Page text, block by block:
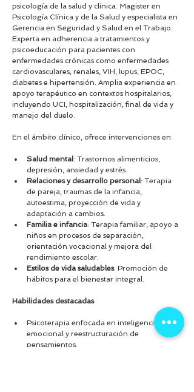
psicología de la salud y clínica. Magister en
Psicología Clínica y de la Salud y especialista en
Gerencia en Seguridad y Salud en el Trabajo.
Experta en adherencia a tratamientos y
psicoeducación para pacientes con
enfermedades crónicas como enfermedades
cardiovasculares, renales, VIH, lupus, EPOC,
diabetes e hipertensión. Amplia experiencia en
apoyo terapéutico en contextos hospitalarios,
incluyendo UCI, hospitalización, final de vida y
manejo del duelo.
En el ámbito clínico, ofrece intervenciones en:
Salud mental: Trastornos alimenticios,
depresión, ansiedad y estrés.
Relaciones y desarrollo personal: Terapia
de pareja, traumas de la infancia,
autoestima, proyección de vida y
adaptación a cambios.
Familia e infancia: Terapia familiar, apoyo a
niños en procesos de separación,
orientación vocacional y mejora del
rendimiento escolar.
Estilos de vida saludables: Promoción de
hábitos para el bienestar integral.
Habilidades destacadas
Psicoterapia enfocada en inteligencia
emocional y reestructuración de
pensamientos.